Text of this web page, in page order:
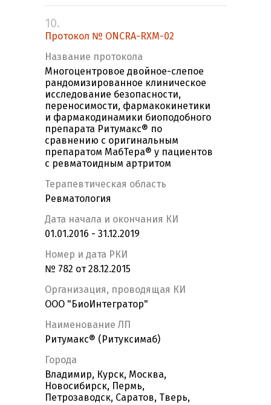
10.
Протокол № ONCRA-RXM-02
Название протокола
Многоцентровое двойное-слепое
рандомизированное клиническое
исследование безопасности,
переносимости, фармакокинетики
и фармакодинамики биоподобного
препарата Ритумакс® по
сравнению с оригинальным
препаратом МабТера® у пациентов
с ревматоидным артритом
Терапевтическая область
Ревматология
Дата начала и окончания КИ
01.01.2016 - 31.12.2019
Номер и дата РКИ
№ 782 от 28.12.2015
Организация, проводящая КИ
ООО "БиоИнтегратор"
Наименование ЛП
Ритумакс® (Ритуксимаб)
Города
Владимир, Курск, Москва,
Новосибирск, Пермь,
Петрозаводск, Саратов, Тверь,